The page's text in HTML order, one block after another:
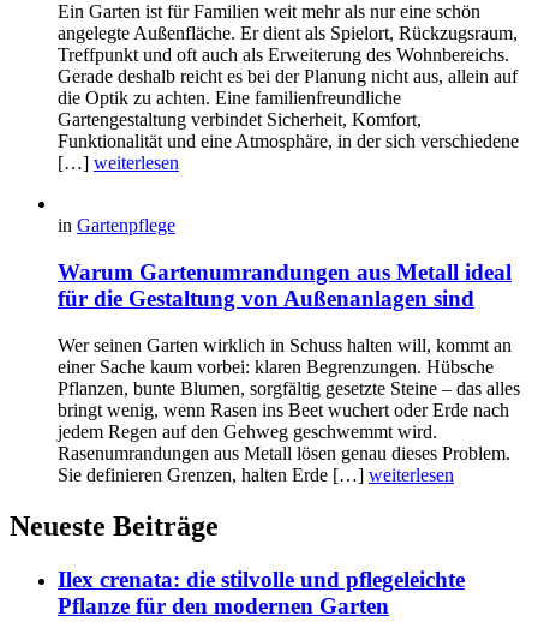
Ein Garten ist für Familien weit mehr als nur eine schön
angelegte Außenfläche. Er dient als Spielort, Rückzugsraum,
Treffpunkt und oft auch als Erweiterung des Wohnbereichs.
Gerade deshalb reicht es bei der Planung nicht aus, allein auf
die Optik zu achten. Eine familienfreundliche
Gartengestaltung verbindet Sicherheit, Komfort,
Funktionalität und eine Atmosphäre, in der sich verschiedene
[…] weiterlesen
in Gartenpflege
Warum Gartenumrandungen aus Metall ideal
für die Gestaltung von Außenanlagen sind
Wer seinen Garten wirklich in Schuss halten will, kommt an
einer Sache kaum vorbei: klaren Begrenzungen. Hübsche
Pflanzen, bunte Blumen, sorgfältig gesetzte Steine – das alles
bringt wenig, wenn Rasen ins Beet wuchert oder Erde nach
jedem Regen auf den Gehweg geschwemmt wird.
Rasenumrandungen aus Metall lösen genau dieses Problem.
Sie definieren Grenzen, halten Erde […] weiterlesen
Neueste Beiträge
Ilex crenata: die stilvolle und pflegeleichte
Pflanze für den modernen Garten